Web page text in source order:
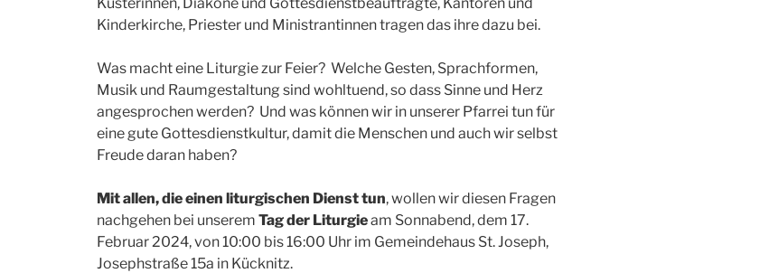
Kinderkirche, Priester und Ministrantinnen tragen das ihre dazu bei.
Was macht eine Liturgie zur Feier? Welche Gesten, Sprachformen,
Musik und Raumgestaltung sind wohltuend, so dass Sinne und Herz
angesprochen werden? Und was können wir in unserer Pfarrei tun für
eine gute Gottesdienstkultur, damit die Menschen und auch wir selbst
Freude daran haben?
Mit allen, die einen liturgischen Dienst tun, wollen wir diesen Fragen
nachgehen bei unserem Tag der Liturgieam Sonnabend, dem 17.
Februar 2024, von 10:00 bis 16:00 Uhr im Gemeindehaus St. Joseph,
Josephstraße 15a in Kücknitz.